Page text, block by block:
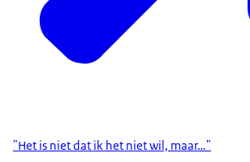
"Het is niet dat ik het niet wil, maar…"